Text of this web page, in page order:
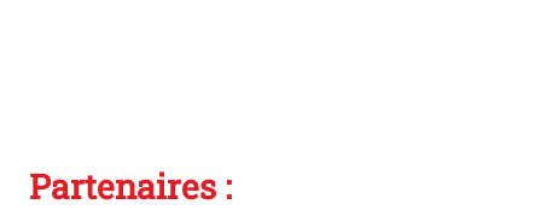
Partenaires :